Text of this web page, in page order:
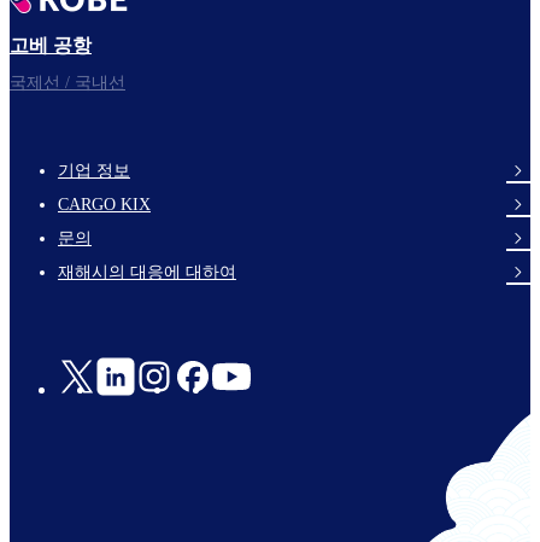
고베 공항
국제선 / 국내선
footer-
links-
en-
기업 정보
CARGO KIX
문의
재해시의 대응에 대하여
Social